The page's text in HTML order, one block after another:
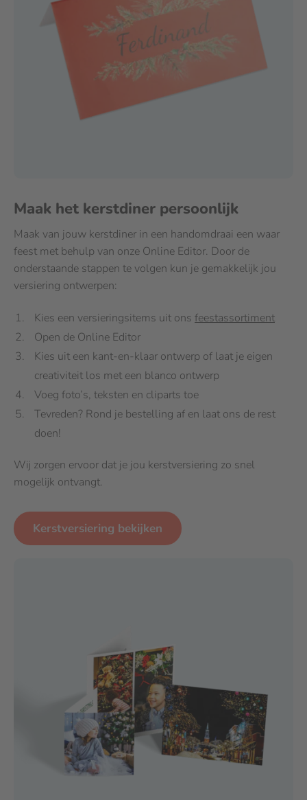
Maak het kerstdiner persoonlijk
Maak van jouw kerstdiner in een handomdraai een waar
feest met behulp van onze Online Editor. Door de
onderstaande stappen te volgen kun je gemakkelijk jou
versiering ontwerpen:
Kies een versieringsitems uit ons feestassortiment
Open de Online Editor
Kies uit een kant-en-klaar ontwerp of laat je eigen
creativiteit los met een blanco ontwerp
Voeg foto’s, teksten en cliparts toe
Tevreden? Rond je bestelling af en laat ons de rest
doen!
Wij zorgen ervoor dat je jou kerstversiering zo snel
mogelijk ontvangt.
Kerstversiering bekijken